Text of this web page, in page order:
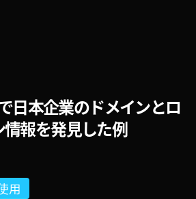
日本企業のドメインとロ
情報を発見した例
用